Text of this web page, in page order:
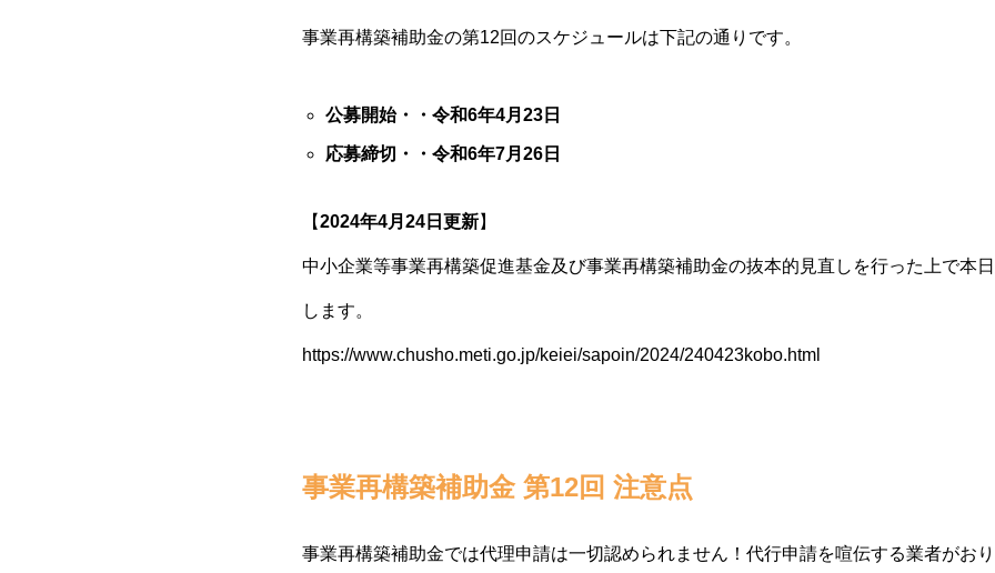
事業再構築補助金の第12回のスケジュールは下記の通りです。
公募開始・・令和6年4月23日
応募締切・・令和6年7月26日
【2024年4月24日更新】
中小企業等事業再構築促進基金及び事業再構築補助金の抜本的見直しを行った上で本
します。
https://www.chusho.meti.go.jp/keiei/sapoin/2024/240423kobo.html
事業再構築補助金 第12回 注意点
事業再構築補助金では代理申請は一切認められません！代行申請を喧伝する業者がお